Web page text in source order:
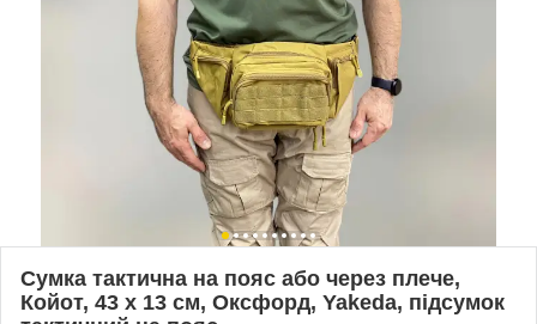
Сумка тактична на пояс або через плече,
Койот, 43 х 13 см, Оксфорд, Yakeda, підсумок